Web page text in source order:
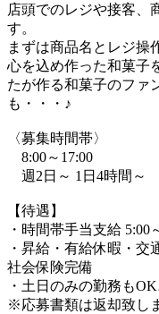
店頭でのレジや接客、
す。
まずは商品名とレジ
心を込め作った和菓子
たが作る和菓子のファ
も・・・♪
〈募集時間帯〉
8:00～17:00
週2日～ 1日4時間～
【待遇】
・時間帯手当支給 5:00
・昇給・有給休暇・交
社会保険完備
・土日のみの勤務も
※応募書類は返却致し